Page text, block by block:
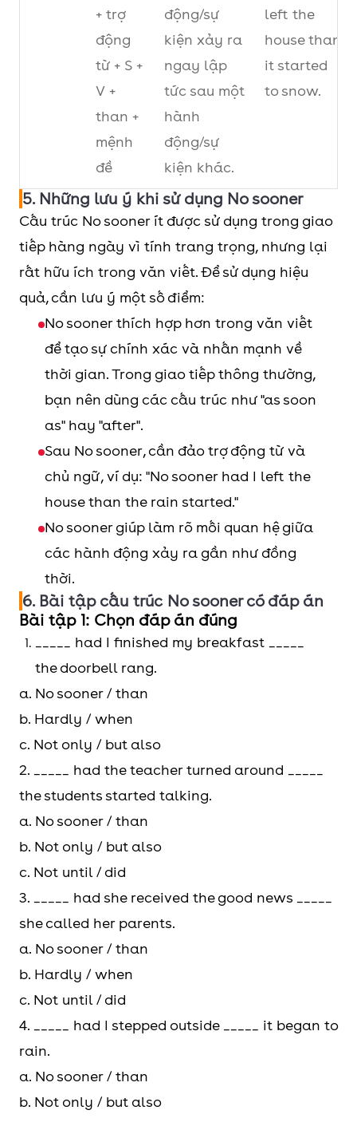
+ trợ
động
từ + S +
V +
than +
mệnh
đề
động/sự
kiện xảy ra
ngay lập
tức sau một
hành
động/sự
kiện khác.
left the
house than
it started
to snow.
Not
only
only +
also +
S2 + V
(Không
mà
Nhấn mạnh
một đối
tượng/hành
còn có đối
tượng/hành
động khác.
play the
she also
sings
beautifully.
Not
until
Not
until +
thời
gian/
điều
kiện +
trợ
động
từ + S +
V (Mãi
cho
đến
khi...
thì...)
Nhấn mạnh
một hành
động/sự
kiện chỉ
xảy ra sau
thời gian
hoặc điều
Not until I
had
homework
could I go
5. Những lưu ý khi sử dụng No sooner
Cấu trúc No sooner ít được sử dụng trong giao
tiếp hàng ngày vì tính trang trọng, nhưng lại
rất hữu ích trong văn viết. Để sử dụng hiệu
quả, cần lưu ý một số điểm:
No sooner thích hợp hơn trong văn viết
để tạo sự chính xác và nhấn mạnh về
thời gian. Trong giao tiếp thông thường,
bạn nên dùng các cấu trúc như "as soon
as" hay "after".
Sau No sooner, cần đảo trợ động từ và
chủ ngữ, ví dụ: "No sooner had I left the
house than the rain started."
No sooner giúp làm rõ mối quan hệ giữa
các hành động xảy ra gần như đồng
thời.
6. Bài tập cấu trúc No sooner có đáp án
Bài tập 1: Chọn đáp án đúng
_____ had I finished my breakfast _____
the doorbell rang.
a. No sooner / than
b. Hardly / when
c. Not only / but also
2. _____ had the teacher turned around _____
the students started talking.
a. No sooner / than
b. Not only / but also
c. Not until / did
3. _____ had she received the good news _____
she called her parents.
a. No sooner / than
b. Hardly / when
c. Not until / did
4. _____ had I stepped outside _____ it began to
rain.
a. No sooner / than
b. Not only / but also